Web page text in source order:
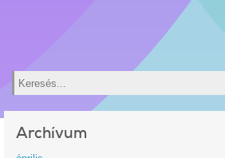
Keresés
Archívum